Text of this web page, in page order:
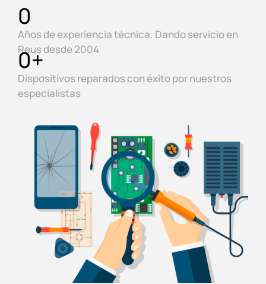
Años de experiencia técnica. Dando servicio en
Reus desde 2004
0
Dispositivos reparados con éxito por nuestros
especialistas
0+